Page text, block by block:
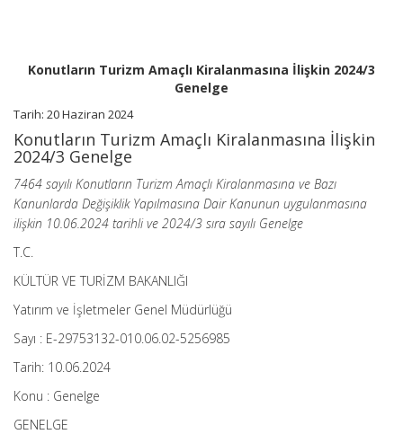
Konutların Turizm Amaçlı Kiralanmasına İlişkin 2024/3
Genelge
Tarih: 20 Haziran 2024
Konutların Turizm Amaçlı Kiralanmasına İlişkin
2024/3 Genelge
7464 sayılı Konutların Turizm Amaçlı Kiralanmasına ve Bazı
Kanunlarda Değişiklik Yapılmasına Dair Kanunun uygulanmasına
ilişkin 10.06.2024 tarihli ve 2024/3 sıra sayılı Genelge
T.C.
KÜLTÜR VE TURİZM BAKANLIĞI
Yatırım ve İşletmeler Genel Müdürlüğü
Sayı : E-29753132-010.06.02-5256985
Tarih: 10.06.2024
Konu : Genelge
GENELGE